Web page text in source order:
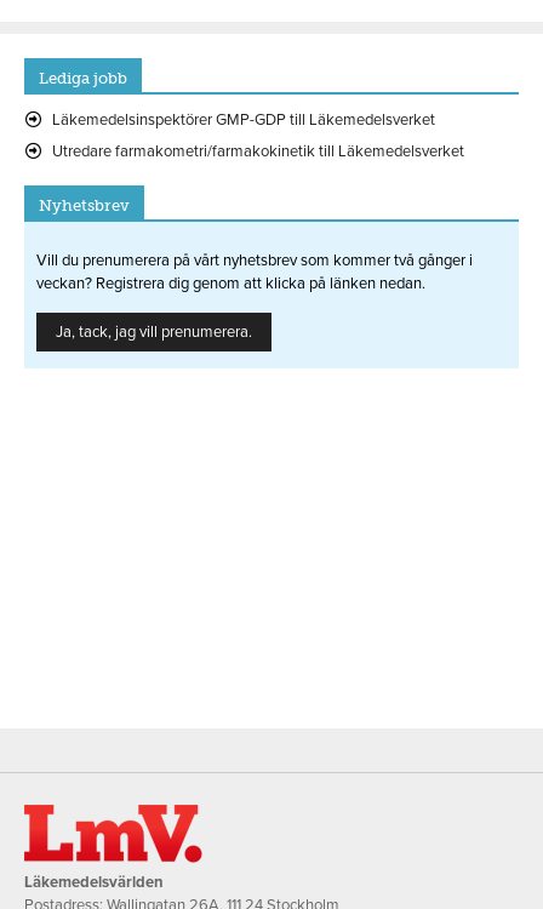
Lediga jobb
Läkemedelsinspektörer GMP-GDP till Läkemedelsverket
Utredare farmakometri/farmakokinetik till Läkemedelsverket
Nyhetsbrev
Vill du prenumerera på vårt nyhetsbrev som kommer två gånger i
veckan? Registrera dig genom att klicka på länken nedan.
Ja, tack, jag vill prenumerera.
Läkemedelsvärlden